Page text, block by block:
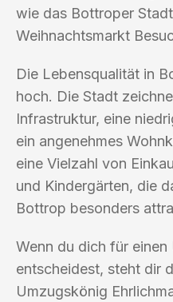
wie das Bottroper
Weihnachtsmarkt
Die Lebensqualität in
hoch. Die Stadt
Infrastruktur, eine
ein angenehmes
eine Vielzahl von
und Kindergärten, die
Bottrop besonders
Wenn du dich für
entscheidest, steht dir
Umzugskönig